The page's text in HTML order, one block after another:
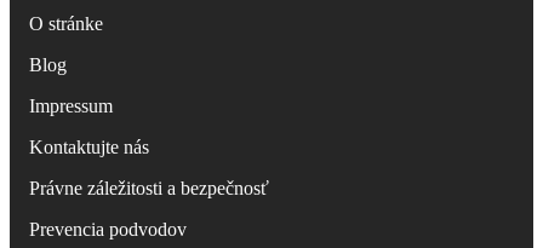
O stránke
Blog
Impressum
Kontaktujte nás
Právne záležitosti a bezpečnosť
Prevencia podvodov